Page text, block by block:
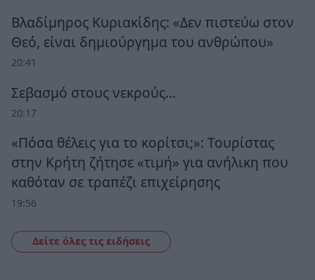
Βλαδίμηρος Κυριακίδης: «Δεν πιστεύω στον
Θεό, είναι δημιούργημα του ανθρώπου»
20:41
Σεβασμό στους νεκρούς…
20:17
«Πόσα θέλεις για το κορίτσι;»: Τουρίστας
στην Κρήτη ζήτησε «τιμή» για ανήλικη που
καθόταν σε τραπέζι επιχείρησης
19:56
Δείτε όλες τις ειδήσεις